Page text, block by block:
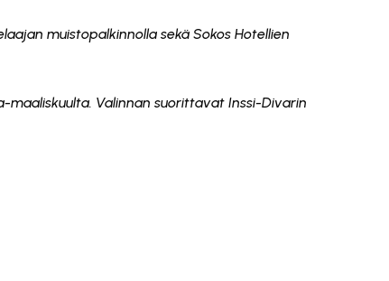
muistopalkinnolla sekä Sokos Hotellien
Valinnan suorittavat Inssi-Divarin